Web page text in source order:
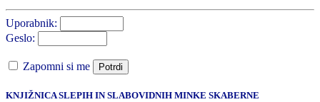
Uporabnik:
Geslo:
Zapomni si me Potrdi
KNJIŽNICA SLEPIH IN SLABOVIDNIH MINKE SKABERNE